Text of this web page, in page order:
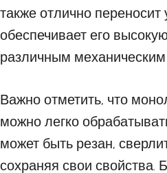
также отлично переносит
обеспечивает его
различным
Важно отметить, что
можно легко
может быть резан,
сохраняя свои свойства.